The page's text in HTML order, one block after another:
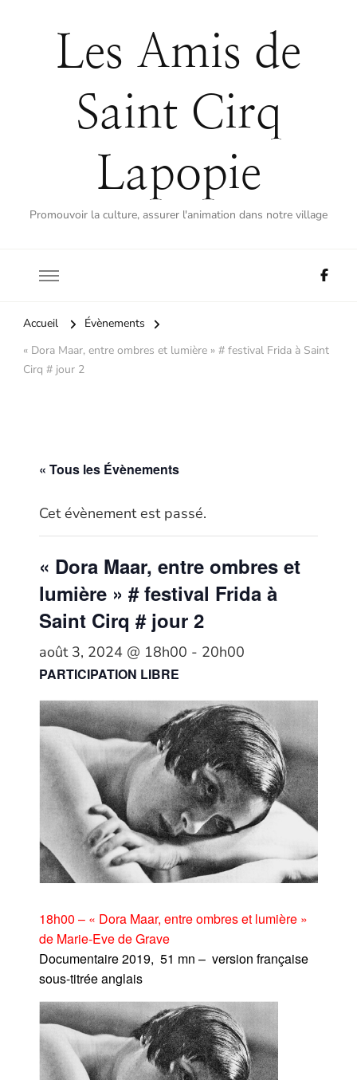
Les Amis de
Saint Cirq
Lapopie
Promouvoir la culture, assurer l'animation dans notre village
Accueil
Évènements
« Dora Maar, entre ombres et lumière » # festival Frida à Saint
Cirq # jour 2
« Tous les Évènements
Cet évènement est passé.
« Dora Maar, entre ombres et
lumière » # festival Frida à
Saint Cirq # jour 2
août 3, 2024 @ 18h00 - 20h00
PARTICIPATION LIBRE
18h00 – « Dora Maar, entre ombres et lumière »
de Marie-Eve de Grave
Documentaire 2019, 51 mn – version française
sous-titrée anglais